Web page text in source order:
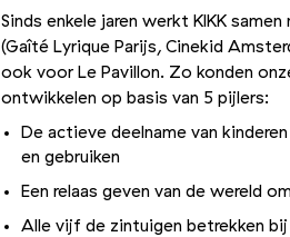
Sinds enkele jaren werkt KIKK
(Gaîté Lyrique Parijs, Cinekid
ook voor Le Pavillon. Zo konden
ontwikkelen op basis van 5 pijlers:
De actieve deelname van
en gebruiken
Een relaas geven van de wereld
Alle vijf de zintuigen betrekken